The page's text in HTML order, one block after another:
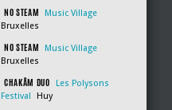
NO STEAM
Music Village
Bruxelles
NO STEAM
Music Village
Bruxelles
CHAKÂM DUO
Les Polysons
Festival
Huy